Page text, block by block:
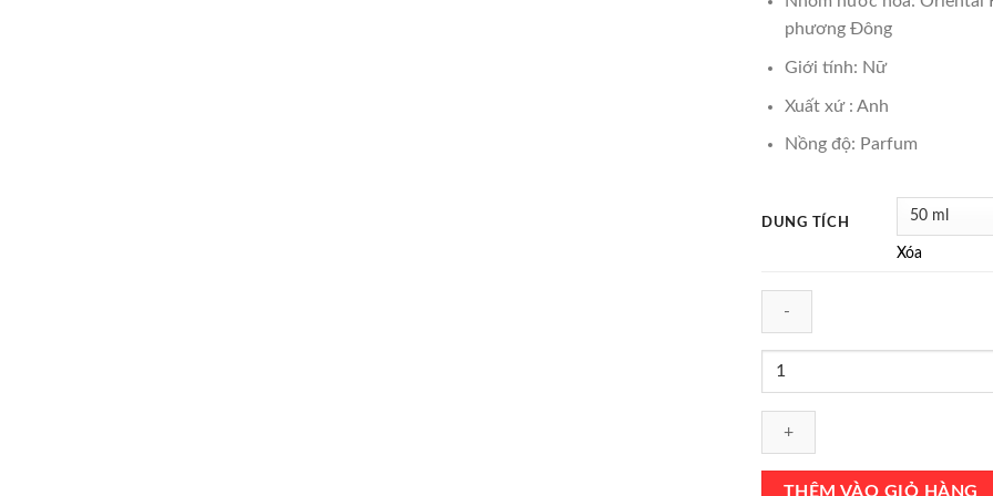
phương Đông
Giới tính: Nữ
Xuất xứ : Anh
Nồng độ: Parfum
DUNG TÍCH
Xóa
Nước
Roja
Parfums
PourTHÊM VÀO GIỎ HÀNG